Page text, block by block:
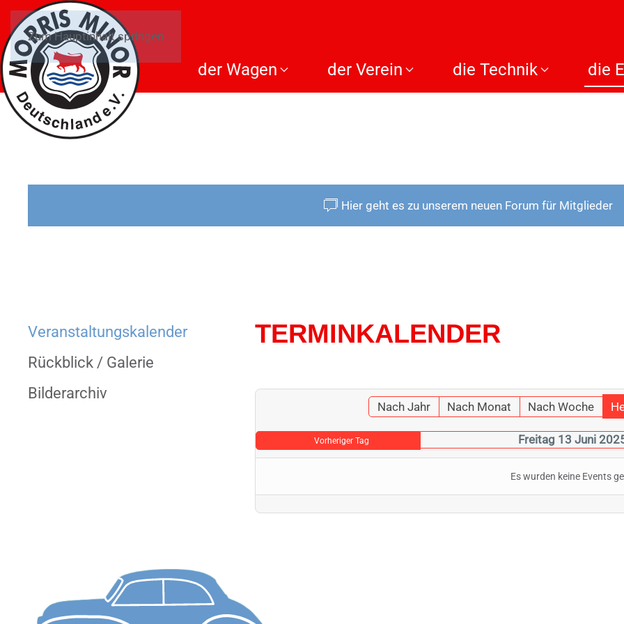
Zum Hauptinhalt springen
der Wagen der Verein die Technik die
Hier geht es zu unserem neuen Forum für Mitglieder
TERMINKALENDER
Nach Jahr Nach Monat Nach Woche
Vorheriger Tag Freitag 13 Juni
Es wurden keine Events
Veranstaltungs­kalender
Rückblick / Galerie
Bilderarchiv